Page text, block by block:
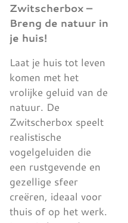
Zwitscherbox –
Breng de natuur in
je huis!
Laat je huis tot leven
komen met het
vrolijke geluid van de
natuur. De
Zwitscherbox speelt
realistische
vogelgeluiden die
een rustgevende en
gezellige sfeer
creëren, ideaal voor
thuis of op het werk.